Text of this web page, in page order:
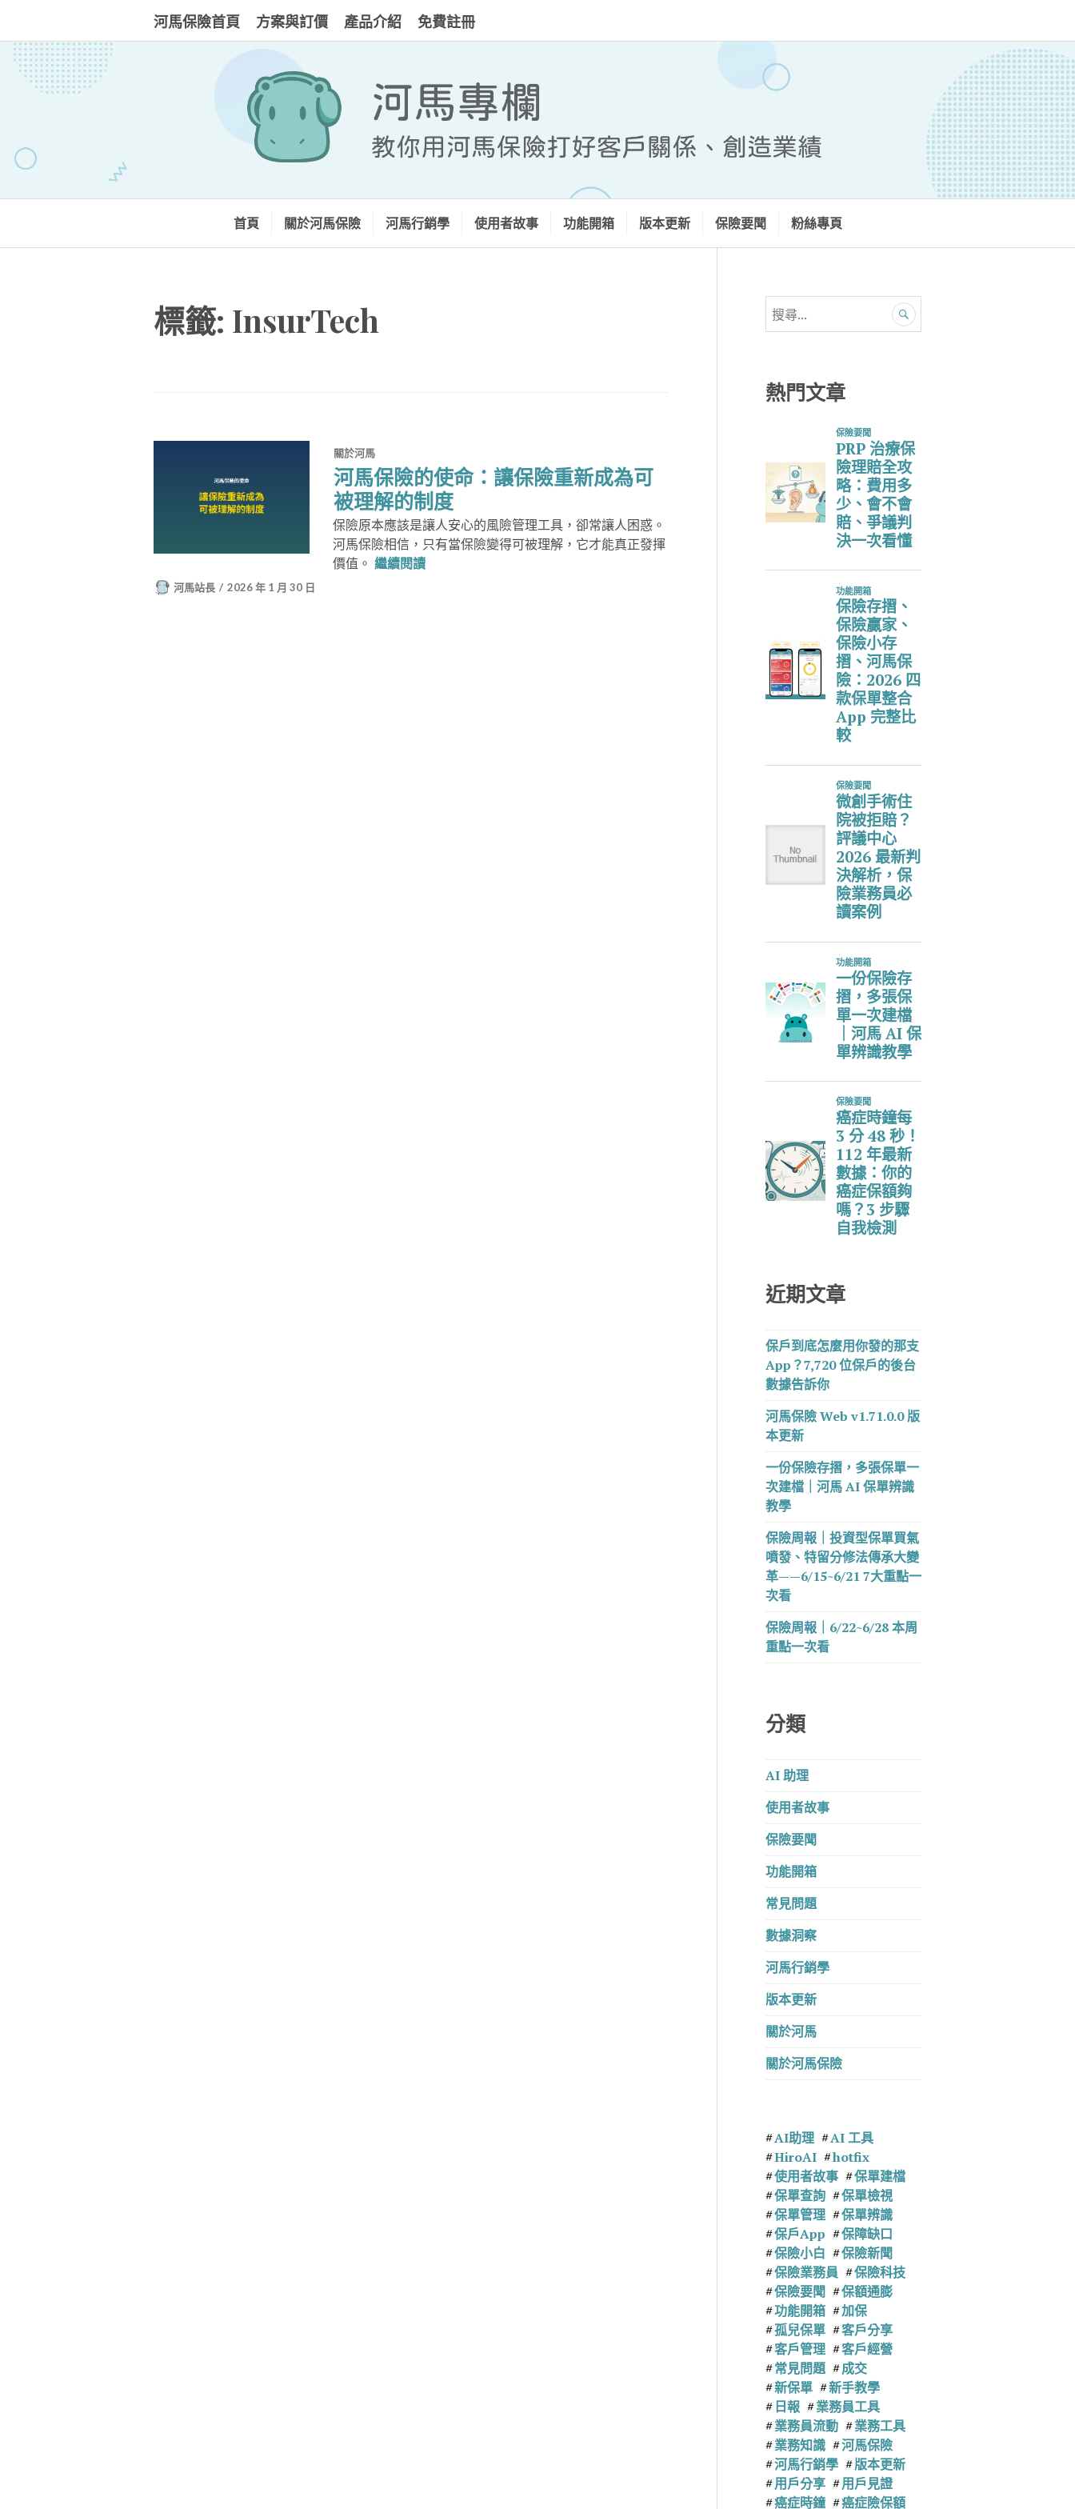
content
河馬保險首頁 方案與訂價 產品介紹 免費註冊 河馬專欄
首頁 關於河馬保險 河馬行銷學 使用者故事 功能開箱 版本更新 保險要聞 粉絲專頁
標籤: InsurTech
關於河馬
河馬保險的使命：讓保險重新成為可
被理解的制度
保險原本應該是讓人安心的風險管理工具，卻常讓人困惑。
河馬保險相信，只有當保險變得可被理解，它才能真正發揮
價值。 繼續閱讀河馬保險的使命：讓保險重新成為可被理解的制度
河馬站長 2026 年 1 月 30 日
搜
尋
字
:
熱門文章
近期文章
保戶到底怎麼用你發的那支
App？7,720 位保戶的後台
數據告訴你
河馬保險 Web v1.71.0.0 版
本更新
一份保險存摺，多張保單一
次建檔｜河馬 AI 保單辨識
教學
保險周報｜投資型保單買氣
噴發、特留分修法傳承大變
革——6/15~6/21 7大重點一
次看
保險周報｜6/22~6/28 本周
重點一次看
分類
AI 助理
使用者故事
保險要聞
功能開箱
常見問題
數據洞察
河馬行銷學
版本更新
關於河馬
關於河馬保險
AI助理
AI 工具
HiroAI
hotfix
使用者故事
保單建檔
保單查詢
保單檢視
保單管理
保單辨識
保戶App
保障缺口
保險小白
保險新聞
保險業務員
保險科技
保險要聞
保額通膨
功能開箱
加保
孤兒保單
客戶分享
客戶管理
客戶經營
常見問題
成交
新保單
新手教學
日報
業務員工具
業務員流動
業務工具
業務知識
河馬保險
河馬行銷學
版本更新
用戶分享
用戶見證
癌症時鐘
癌症險保額